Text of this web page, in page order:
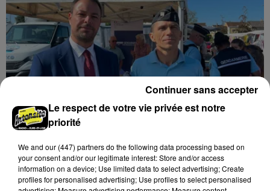
« Un café avec vos gendarmes » à Nogent-le-
Rotrou
Les gendarmes de la brigade iront à la rencontre de
la population ce samedi 8 août sur le marché de
Nogent-le-Rotrou de 9h00 à 12h00.
Le respect de votre vie privée est notre
priorité
We and our (447) partnersdo the following data processing based on
your consent and/or our legitimate interest: Store and/or access
information on a device; Use limited data to select advertising; Create
profiles for personalised advertising; Use profiles to select personalised
Continuer sans accepter